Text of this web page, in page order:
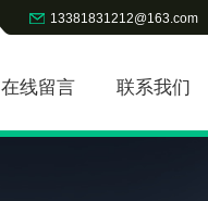
13381831212@163.com
在线留言 联系我们